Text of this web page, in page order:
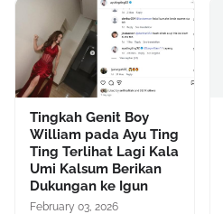
Tingkah Genit Boy
William pada Ayu Ting
Ting Terlihat Lagi Kala
Umi Kalsum Berikan
Dukungan ke Igun
February 03, 2026